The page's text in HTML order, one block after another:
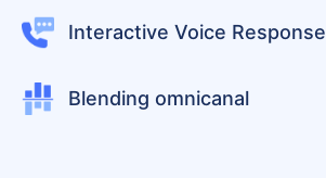
Interactive Voice Response
Blending omnicanal